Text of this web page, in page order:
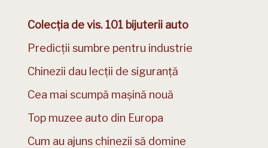
Colecția de vis. 101 bijuterii auto
Predicții sumbre pentru industrie
Chinezii dau lecții de siguranță
Cea mai scumpă mașină nouă
Top muzee auto din Europa
Cum au ajuns chinezii să domine